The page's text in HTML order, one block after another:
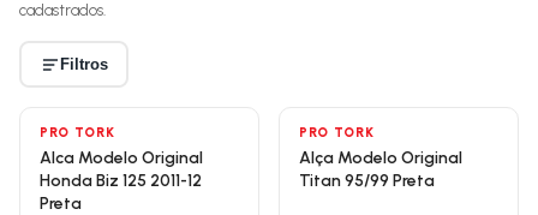
cadastrados.
Filtros
PRO TORK
Alca Modelo Original
Honda Biz 125 2011-12
Preta
PRO TORK
Alça Modelo Original
Titan 95/99 Preta